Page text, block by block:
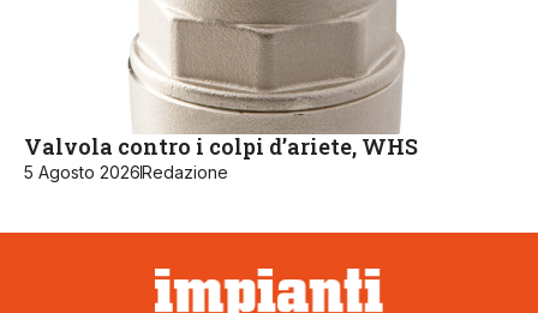
Valvola contro i colpi d’ariete, WHS
5 Agosto 2026Redazione